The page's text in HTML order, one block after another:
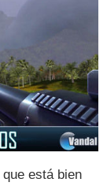
está bien